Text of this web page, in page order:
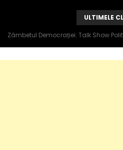
ULTIMELE